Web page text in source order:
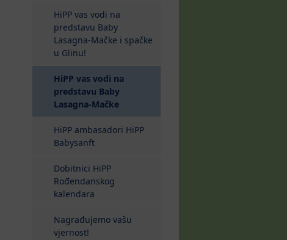
HiPP vas vodi na
predstavu Baby
Lasagna-Mačke i spačke
u Glinu!
HiPP vas vodi na
predstavu Baby
Lasagna-Mačke(current)
HiPP ambasadori HiPP
Babysanft
Dobitnici HiPP
Rođendanskog
kalendara
Nagrađujemo vašu
vjernost!